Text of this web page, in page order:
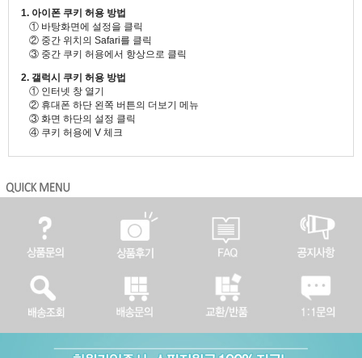
1. 아이폰 쿠키 허용 방법
① 바탕화면에 설정을 클릭
② 중간 위치의 Safari를 클릭
③ 중간 쿠키 허용에서 항상으로 클릭
2. 갤럭시 쿠키 허용 방법
① 인터넷 창 열기
② 휴대폰 하단 왼쪽 버튼의 더보기 메뉴
③ 화면 하단의 설정 클릭
④ 쿠키 허용에 V 체크